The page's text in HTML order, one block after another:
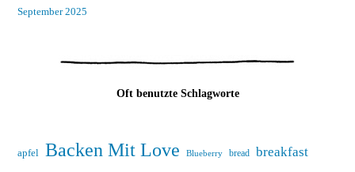
September 2025
Oft benutzte Schlagworte
apfel Backen Mit Love Blueberry bread breakfast